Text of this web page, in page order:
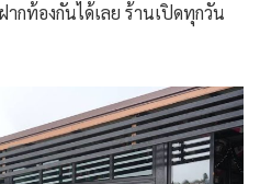
กท้องกันได้เลย ร้านเปิดทุกวัน